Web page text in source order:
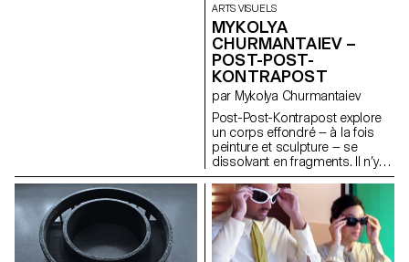
collecte tous ces petits objets
oubliés qui glissent entre les
panneaux—une sorte de portail
vers un royaume oublié, enfoui
sous la poussière et des boîtes
de rangement anciennes.
ARTS VISUELS
MYKOLYA
CHURMANTAIEV –
POST-POST-
KONTRAPOST
par Mykolya Churmantaiev
Post-Post-Kontrapost explore
un corps effondré — à la fois
peinture et sculpture — se
dissolvant en fragments. Il n’y a
plus d’action, seulement une
trace. Une figure s’est
échappée de l’espace qui la
retenait ; il ne reste qu’une
absence. Des oiseaux
l’entourent — ni hostiles, ni